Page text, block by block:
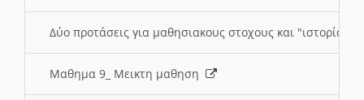
Δύο προτάσεις για μαθησιακους στοχους και "ιστορία"
Μαθημα 9_ Μεικτη μαθηση